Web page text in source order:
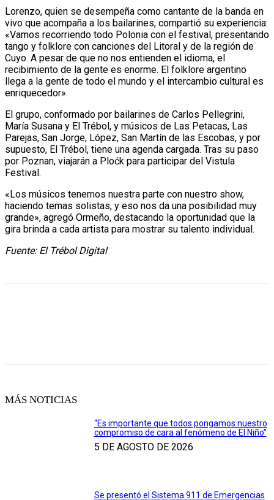
Lorenzo, quien se desempeña como cantante de la banda en
vivo que acompaña a los bailarines, compartió su experiencia:
«Vamos recorriendo todo Polonia con el festival, presentando
tango y folklore con canciones del Litoral y de la región de
Cuyo. A pesar de que no nos entienden el idioma, el
recibimiento de la gente es enorme. El folklore argentino
llega a la gente de todo el mundo y el intercambio cultural es
enriquecedor».
El grupo, conformado por bailarines de Carlos Pellegrini,
María Susana y El Trébol, y músicos de Las Petacas, Las
Parejas, San Jorge, López, San Martín de las Escobas, y por
supuesto, El Trébol, tiene una agenda cargada. Tras su paso
por Poznan, viajarán a Ploćk para participar del Vistula
Festival.
«Los músicos tenemos nuestra parte con nuestro show,
haciendo temas solistas, y eso nos da una posibilidad muy
grande», agregó Ormeño, destacando la oportunidad que la
gira brinda a cada artista para mostrar su talento individual.
Fuente: El Trébol Digital
MÁS NOTICIAS
“Es importante que todos pongamos nuestro
compromiso de cara al fenómeno de El Niño”
5 DE AGOSTO DE 2026
Se presentó el Sistema 911 de Emergencias